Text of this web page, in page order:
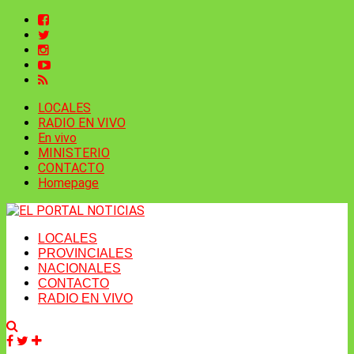
LOCALES
RADIO EN VIVO
En vivo
MINISTERIO
CONTACTO
Homepage
LOCALES
PROVINCIALES
NACIONALES
CONTACTO
RADIO EN VIVO